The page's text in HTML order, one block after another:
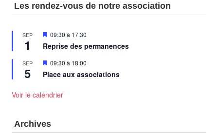
Les rendez-vous de notre association
SEP
1
Mis
avant
09:30 à 17:30
Reprise des permanences
SEP
5
Mis
avant
09:30 à 18:00
Place aux associations
Voir le calendrier
Archives